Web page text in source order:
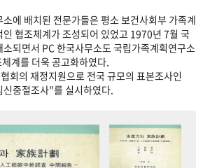
에 배치된 전문가들은 평소 보건사회부 가족계
협조체계가 조성되어 있었고 1970년 7월 국
되면서 PC 한국사무소도 국립가족계획연구소
계를 더욱 공고화하였다.
회의 재정지원으로 전국 규모의 표본조사인
중절조사"를 실시하였다.